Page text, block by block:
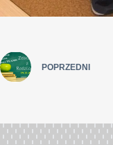
POPRZEDNI